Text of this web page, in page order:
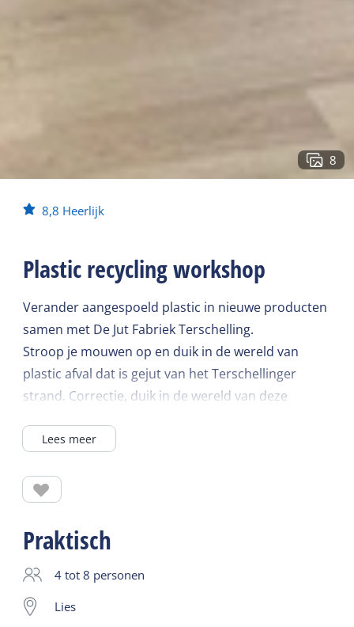
8
8,8 Heerlijk
Plastic recycling workshop
Verander aangespoeld plastic in nieuwe producten
samen met De Jut Fabriek Terschelling.
Stroop je mouwen op en duik in de wereld van
plastic afval dat is gejut van het Terschellinger
strand. Correctie, duik in de wereld van deze
workshop gaan we samen de werkplaats in, om van
het plastic sorteren, vermalen en omsmelten tot je
eigen, zelfgemaakte en unieke product. Zo houden
we samen het strand schoon en bewijzen we dat
mooie producten ook van gerecycled materiaal
gemaakt kunnen worden.
Duur workshop: 1.5 uur
Lees meer
Praktisch
4 tot 8 personen
Lies